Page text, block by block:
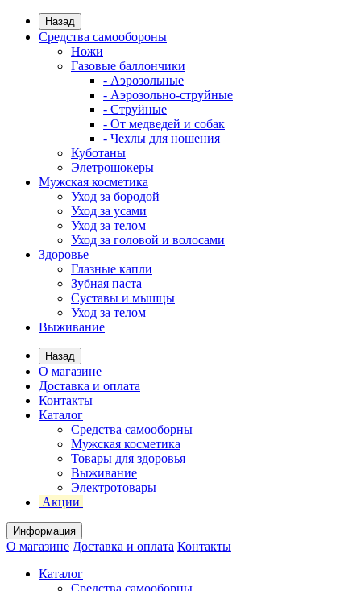
Назад
Средства самообороны
Ножи
Газовые баллончики
- Аэрозольные
- Аэрозольно-струйные
- Струйные
- От медведей и собак
- Чехлы для ношения
Куботаны
Элетрошокеры
Мужская косметика
Уход за бородой
Уход за усами
Уход за телом
Уход за головой и волосами
Здоровье
Глазные капли
Зубная паста
Суставы и мышцы
Уход за телом
Выживание
Назад
О магазине
Доставка и оплата
Контакты
Каталог
Средства самооборны
Мужская косметика
Товары для здоровья
Выживание
Электротовары
Акции
Информация
О магазине Доставка и оплата Контакты
Каталог
Средства самооборны